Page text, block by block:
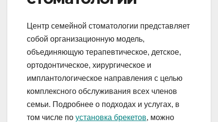
Центр семейной стоматологии представляет
собой организационную модель,
объединяющую терапевтическое, детское,
ортодонтическое, хирургическое и
имплантологическое направления с целью
комплексного обслуживания всех членов
семьи. Подробнее о подходах и услугах, в
том числе по установка брекетов, можно